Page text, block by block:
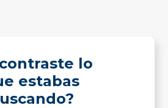
lo
estabas